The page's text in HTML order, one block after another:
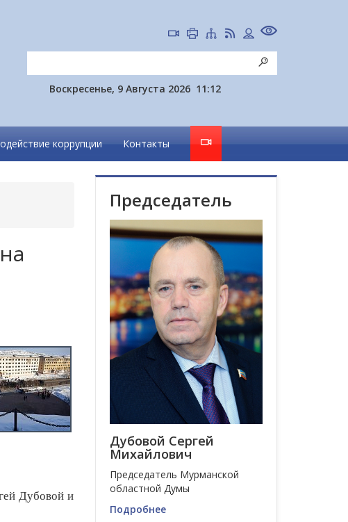
Воскресенье, 9 Августа 2026 11:12
коррупции Контакты
Дубовой и
Председатель
Дубовой Сергей
Михайлович
Председатель Мурманской
областной Думы
Подробнее